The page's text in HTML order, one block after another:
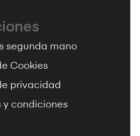
segunda mano
Cookies
privacidad
y condiciones